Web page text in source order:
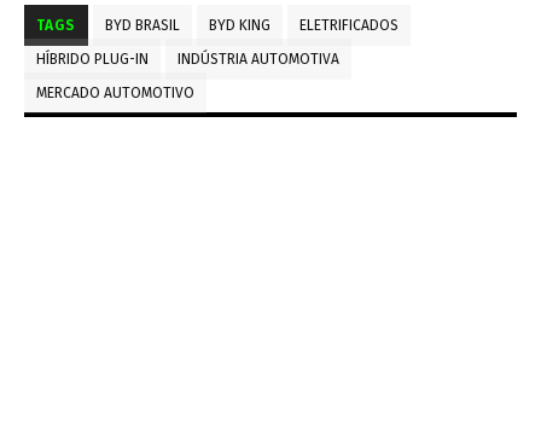
TAGS BYD BRASIL BYD KING
ELETRIFICADOS
HÍBRIDO PLUG-IN
INDÚSTRIA AUTOMOTIVA
MERCADO AUTOMOTIVO